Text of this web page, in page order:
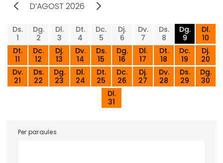
Anar al mes anterior
D’AGOST 2026 Anar al mes següent
Ds.
1
Dg.
2
Dl.
3
Dt.
4
Dc.
5
Dj.
6
Dv.
7
Ds.
8
Dg.
9
Dl.
10
Dt.
11
Dc.
12
Dj.
13
Dv.
14
Ds.
15
Dg.
16
Dl.
17
Dt.
18
Dc.
19
Dj.
20
Dv.
21
Ds.
22
Dg.
23
Dl.
24
Dt.
25
Dc.
26
Dj.
27
Dv.
28
Ds.
29
Dg.
30
Dl.
31
Per paraules